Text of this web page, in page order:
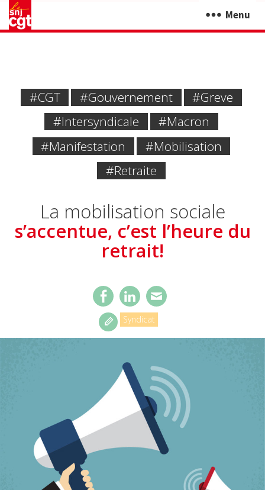
Menu
#CGT #Gouvernement
#greve
#intersyndicale
#Macron
#manifestation
#mobilisation
#Retraite
La mobilisation sociale
s’accentue, c’est l’heure du
retrait!
Syndicat